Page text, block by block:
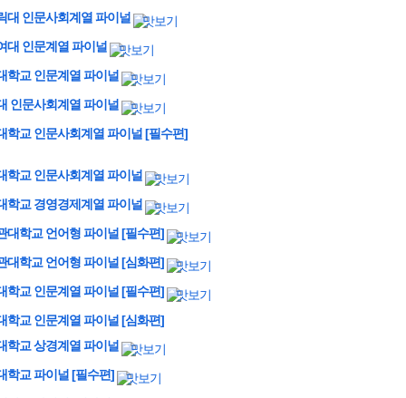
대 인문사회계열 파이널
대 인문계열 파이널
학교 인문계열 파이널
인문사회계열 파이널
학교 인문사회계열 파이널 [필수편]
학교 인문사회계열 파이널
학교 경영경제계열 파이널
대학교 언어형 파이널 [필수편]
대학교 언어형 파이널 [심화편]
학교 인문계열 파이널 [필수편]
학교 인문계열 파이널 [심화편]
학교 상경계열 파이널
학교 파이널 [필수편]